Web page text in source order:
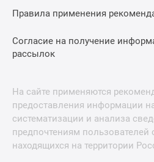
Правила применения
Согласие на получение
рассылок
На сайте применяются
предоставления информации
систематизации и анализа
предпочтениям пользователей
находящихся на территории